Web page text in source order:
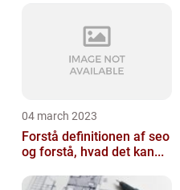
04 march 2023
Forstå definitionen af seo
og forstå, hvad det kan...